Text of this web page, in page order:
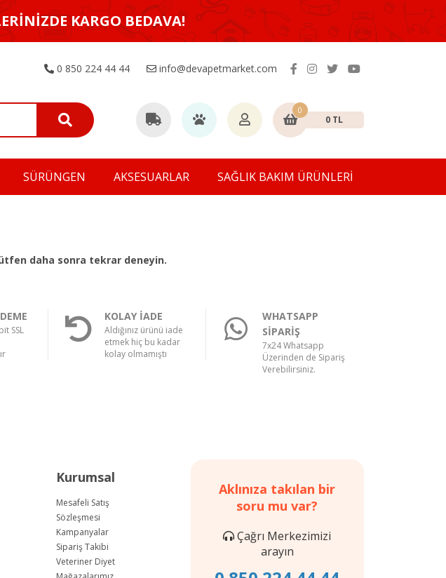
KARGO BEDAVA!
0 850 224 44 44 info@devapetmarket.com
0
0 TL
SÜRÜNGEN AKSESUARLAR SAĞLIK BAKIM ÜRÜNLERİ
daha sonra tekrar deneyin.
SSL
KOLAY İADE
Aldığınız ürünü iade
etmek hiç bu kadar
kolay olmamıştı
WHATSAPP
SİPARİŞ
7x24 Whatsapp
Üzerinden de Sipariş
Verebilirsiniz.
Kurumsal
Mesafeli Satış
Sözleşmesi
Kampanyalar
Sipariş Takibi
Veteriner Diyet
Aklınıza takılan bir
soru mu var?
Çağrı Merkezimizi
arayın